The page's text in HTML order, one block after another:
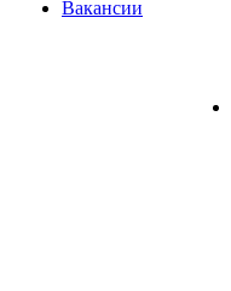
Вакансии